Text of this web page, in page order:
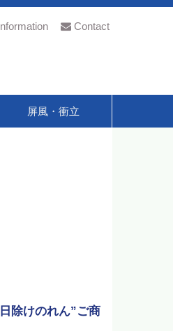
Contact
屏風・衝立
除けのれん”ご商